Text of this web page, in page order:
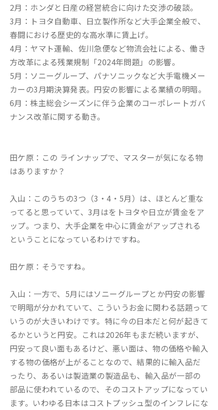
2月：ホンダと日産の経営統合に向けた交渉の破談。
3月：トヨタ自動車、日立製作所など大手企業全般で、
春闘における歴史的な高水準に賃上げ。
4月：ヤマト運輸、佐川急便など物流会社による、働き
方改革による残業規制「2024年問題」の影響。
5月：ソニーグループ、パナソニックなど大手電機メー
カーの3月期決算発表。円安の影響による業績の明暗。
6月：株主総会シーズンに伴う企業のコーポレートガバ
ナンス改革に関する動き。
田ケ原：この ラインナップで、マスターが気になる物
はありますか？
入山：このうちの3つ（3・4・5月）は、ほとんど重な
ってると思っていて、3月はをトヨタや日立が賃金をア
ップ。つまり、大手企業を中心に賃金がアップされる
ということになっているわけですね。
田ケ原：そうですね。
入山：一方で、5月にはソニーグループとか円安の影響
で明暗が分かれていて、こういうお金に関わる話題って
いうのが大きいわけです。特に今の日本だと何が起きて
るかというと円安。これは2026年もまだ続いますが、
円安って良い面もあるけど、悪い面は、物の価格や輸入
する物の価格が上がることなので、結果的に輸入品だ
ったり、あるいは製造業の製造品も、輸入品が一部の
部品に使われているので、そのコストアップになってい
ます。いわゆる日本はコストプッシュ型のインフレにな